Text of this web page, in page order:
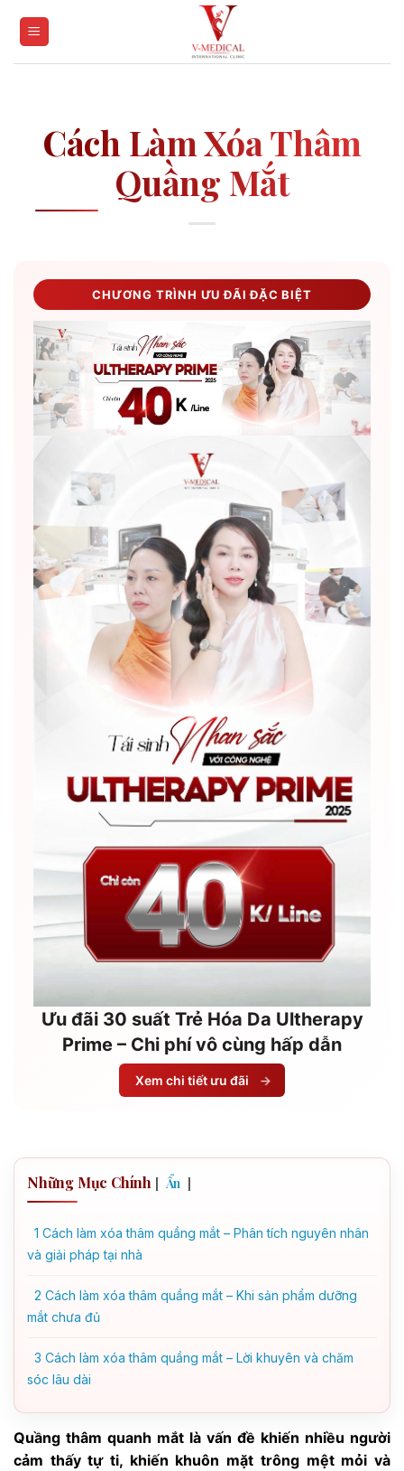
Cách Làm Xóa Thâm
Quầng Mắt
CHƯƠNG TRÌNH ƯU ĐÃI ĐẶC BIỆT
Ưu đãi 30 suất Trẻ Hóa Da Ultherapy
Prime – Chi phí vô cùng hấp dẫn
Xem chi tiết ưu đãi →
Những Mục Chính [ Ẩn ]
1 Cách làm xóa thâm quầng mắt – Phân tích nguyên nhân
và giải pháp tại nhà
2 Cách làm xóa thâm quầng mắt – Khi sản phẩm dưỡng
mắt chưa đủ
3 Cách làm xóa thâm quầng mắt – Lời khuyên và chăm
sóc lâu dài
Quầng thâm quanh mắt là vấn đề khiến nhiều người
cảm thấy tự ti, khiến khuôn mặt trông mệt mỏi và